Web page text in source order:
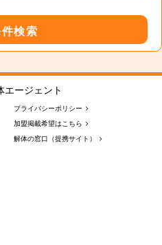
検索
ージェント
プライバシーポリシー
加盟掲載希望はこちら
解体の窓口（提携サイト）